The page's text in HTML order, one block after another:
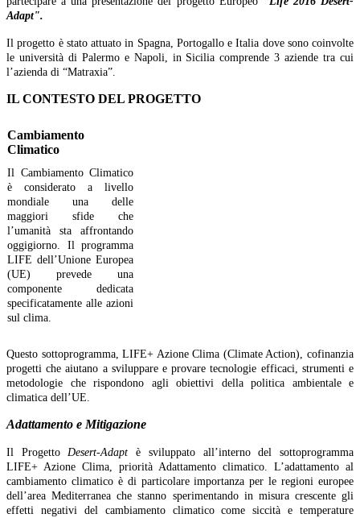
Adapt".
Il progetto è stato attuato in Spagna, Portogallo e Italia dove sono coinvolte
le università di Palermo e Napoli, in Sicilia comprende 3 aziende tra cui
l’azienda di “Matraxia”.
IL CONTESTO DEL PROGETTO
Cambiamento
Climatico
Il Cambiamento Climatico
è considerato a livello
mondiale una delle
maggiori sfide che
l’umanità sta affrontando
oggigiorno. Il programma
LIFE dell’Unione Europea
(UE) prevede una
componente dedicata
specificatamente alle azioni
sul clima.
Questo sottoprogramma, LIFE+ Azione Clima (Climate Action), cofinanzia
progetti che aiutano a sviluppare e provare tecnologie efficaci, strumenti e
metodologie che rispondono agli obiettivi della politica ambientale e
climatica dell’UE.
Adattamento e Mitigazione
Il ProgettoDesert-Adapt è sviluppato all’interno del sottoprogramma
LIFE+ Azione Clima, priorità Adattamento climatico. L’adattamento al
cambiamento climatico è di particolare importanza per le regioni europee
dell’area Mediterranea che stanno sperimentando in misura crescente gli
effetti negativi del cambiamento climatico come siccità e temperature